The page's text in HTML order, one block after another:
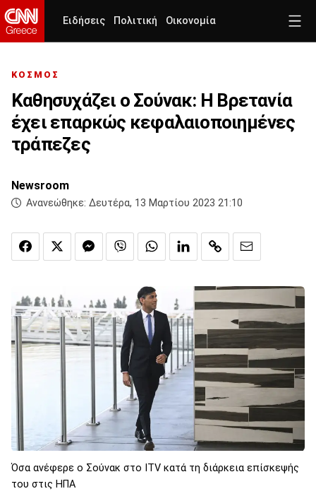
Ειδήσεις Πολιτική Οικονομία
ΚΟΣΜΟΣ
Καθησυχάζει ο Σούνακ: Η Βρετανία
έχει επαρκώς κεφαλαιοποιημένες
τράπεζες
Newsroom
Ανανεώθηκε: Δευτέρα, 13 Μαρτίου 2023 21:10
Όσα ανέφερε ο Σούνακ στο ITV κατά τη διάρκεια επίσκεψής
του στις ΗΠΑ